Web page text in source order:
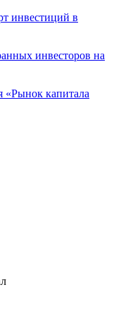
инвестиций в
инвесторов на
«Рынок капитала